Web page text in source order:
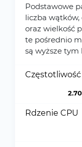
Podstawowe
liczba
oraz wielkość
te pośrednio
są wyższe tym
Częstotliwość
Rdzenie CPU